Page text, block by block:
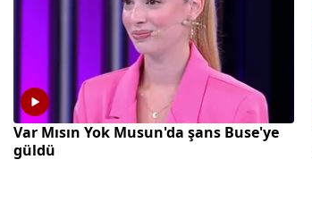
Var Mısın Yok Musun'da şans Buse'ye
güldü